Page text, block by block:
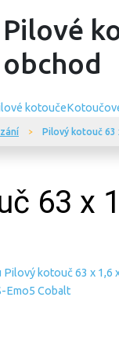
Pilové
obchod
kotouče
Pilový kotouč 63
63 x